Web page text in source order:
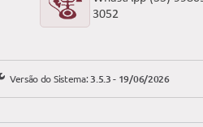
3052
Versão do Sistema: 3.5.3 - 19/06/2026